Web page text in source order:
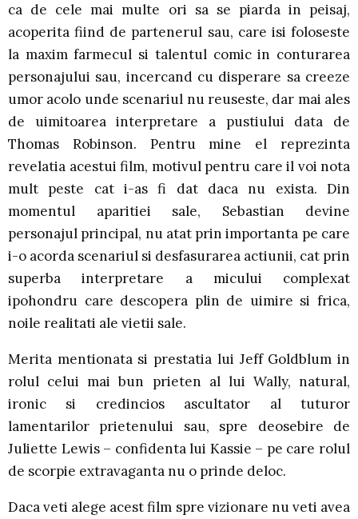
ca de cele mai multe ori sa se piarda in peisaj,
acoperita fiind de partenerul sau, care isi foloseste
la maxim farmecul si talentul comic in conturarea
personajului sau, incercand cu disperare sa creeze
umor acolo unde scenariul nu reuseste, dar mai ales
de uimitoarea interpretare a pustiului data de
Thomas Robinson. Pentru mine el reprezinta
revelatia acestui film, motivul pentru care il voi nota
mult peste cat i-as fi dat daca nu exista. Din
momentul aparitiei sale, Sebastian devine
personajul principal, nu atat prin importanta pe care
i-o acorda scenariul si desfasurarea actiunii, cat prin
superba interpretare a micului complexat
ipohondru care descopera plin de uimire si frica,
noile realitati ale vietii sale.
Merita mentionata si prestatia lui Jeff Goldblum in
rolul celui mai bun prieten al lui Wally, natural,
ironic si credincios ascultator al tuturor
lamentarilor prietenului sau, spre deosebire de
Juliette Lewis – confidenta lui Kassie – pe care rolul
de scorpie extravaganta nu o prinde deloc.
Daca veti alege acest film spre vizionare nu veti avea